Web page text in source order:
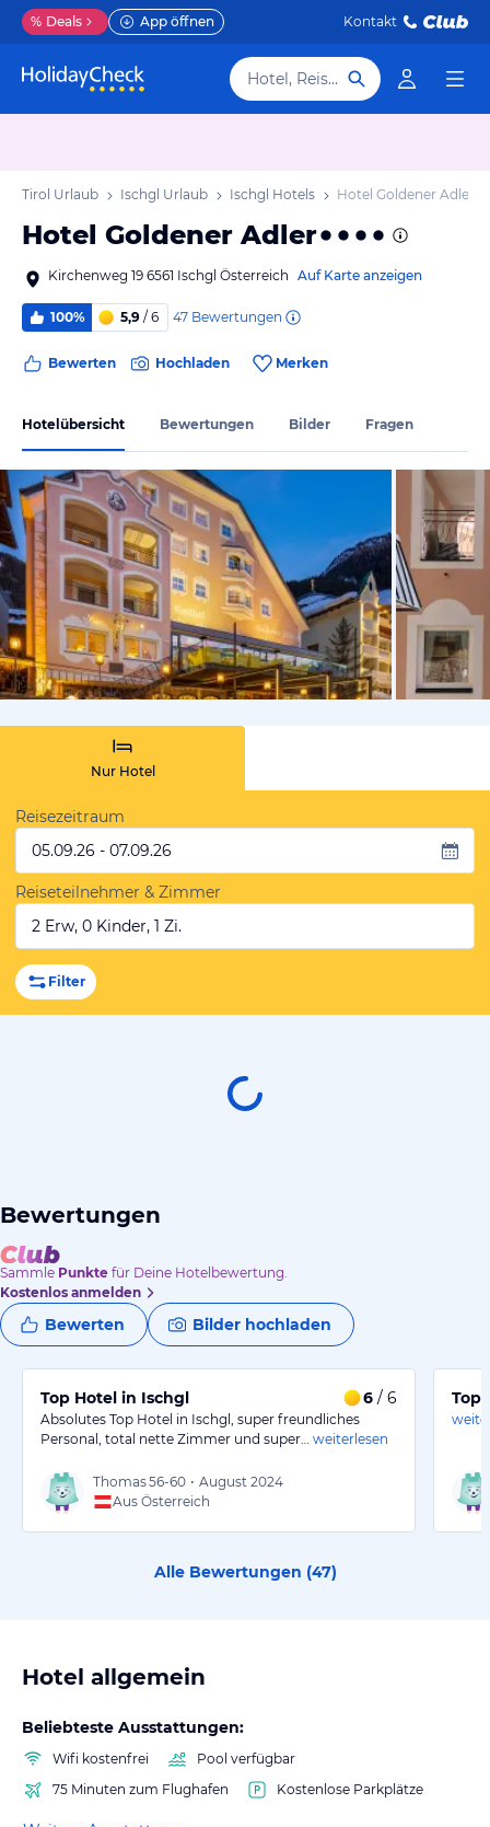
% Deals App öffnen Kontakt
Hotel, Reiseziel
Tirol Urlaub Ischgl Urlaub Ischgl Hotels Hotel Goldener Adler
Hotel Goldener Adler
Kirchenweg 19 6561 Ischgl Österreich Auf Karte anzeigen
100% 5,9 / 6 47 Bewertungen
Bewerten Hochladen Merken
Hotelübersicht Bewertungen Bilder Fragen
vom
Nur Hotel
Reisezeitraum
05.09.26 - 07.09.26
Reiseteilnehmer & Zimmer
2 Erw, 0 Kinder, 1 Zi.
Filter
Bewertungen
Sammle Punkte für Deine Hotelbewertung.
Kostenlos anmelden
Bewerten Bilder hochladen
Top Hotel in Ischgl 6 / 6
Absolutes Top Hotel in Ischgl, super freundliches
Personal, total nette Zimmer und super…
weiterlesen
Thomas56-60 • August 2024
Aus Österreich
Top
Alle Bewertungen (47)
Hotel allgemein
Beliebteste Ausstattungen:
Wifi kostenfrei
Pool verfügbar
75 Minuten zum Flughafen
Kostenlose Parkplätze